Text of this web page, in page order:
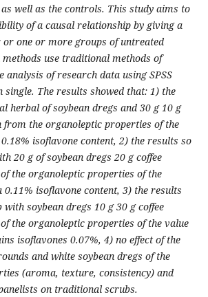
well as the controls. This study aims to
of a causal relationship by giving a
one or more groups of untreated
use traditional methods of
analysis of research data using SPSS
single. The results showed that: 1) the
herbal of soybean dregs and 30 g 10 g
from the organoleptic properties of the
isoflavone content, 2) the results so
20 g of soybean dregs 20 g coffee
the organoleptic properties of the
0.11% isoflavone content, 3) the results
soybean dregs 10 g 30 g coffee
the organoleptic properties of the value
isoflavones 0.07%, 4) no effect of the
and white soybean dregs of the
(aroma, texture, consistency) and
on traditional scrubs.